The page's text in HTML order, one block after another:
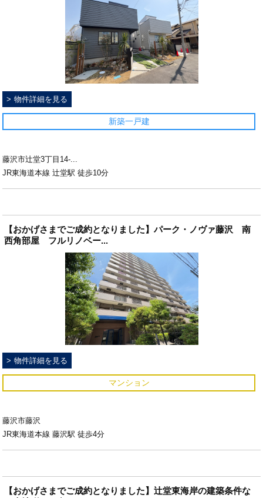
物件詳細を見る
新築一戸建
藤沢市辻堂3丁目14-...
JR東海道本線 辻堂駅 徒歩10分
【おかげさまでご成約となりました】パーク・ノヴァ藤沢 南
西角部屋 フルリノベー...
物件詳細を見る
マンション
藤沢市藤沢
JR東海道本線 藤沢駅 徒歩4分
【おかげさまでご成約となりました】辻堂東海岸の建築条件な